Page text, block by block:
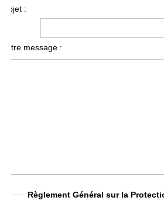
Objet :
Votre message :
Règlement Général sur la